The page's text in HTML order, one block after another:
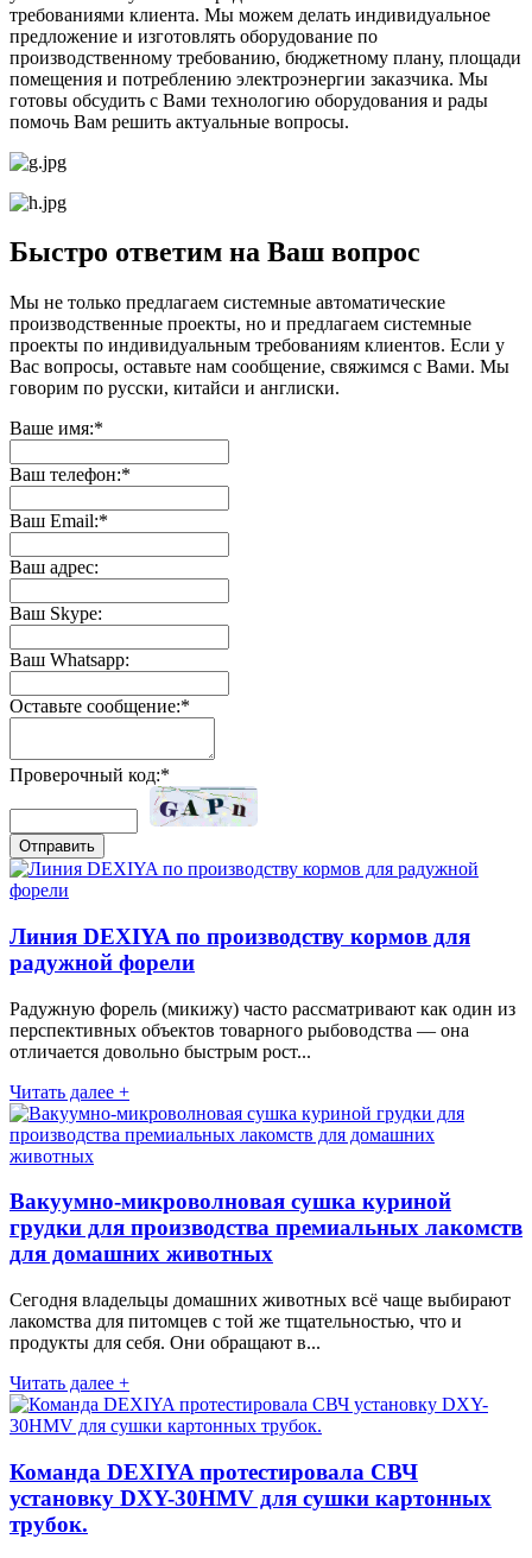
требованиями клиента. Мы можем делать индивидуальное
предложение и изготовлять оборудование по
производственному требованию, бюджетному плану, площади
помещения и потреблению электроэнергии заказчика. Мы
готовы обсудить с Вами технологию оборудования и рады
помочь Вам решить актуальные вопросы.
Быстро ответим на Ваш вопрос
Мы не только предлагаем системные автоматические
производственные проекты, но и предлагаем системные
проекты по индивидуальным требованиям клиентов. Если у
Вас вопросы, оставьте нам сообщение, свяжимся с Вами. Мы
говорим по русски, китайси и англиски.
Ваше имя:*
Ваш телефон:*
Ваш Email:*
Ваш адрес:
Ваш Skype:
Ваш Whatsapp:
Оставьте сообщение:*
Проверочный код:*
Линия DEXIYA по производству кормов для
радужной форели
Радужную форель (микижу) часто рассматривают как один из
перспективных объектов товарного рыбоводства — она
отличается довольно быстрым рост...
Читать далее +
Вакуумно-микроволновая сушка куриной
грудки для производства премиальных лакомств
для домашних животных
Сегодня владельцы домашних животных всё чаще выбирают
лакомства для питомцев с той же тщательностью, что и
продукты для себя. Они обращают в...
Читать далее +
Команда DEXIYA протестировала СВЧ
установку DXY-30HMV для сушки картонных
трубок.